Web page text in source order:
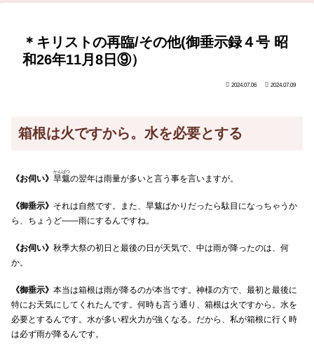
＊キリストの再臨/その他(御垂示録４号 昭
和26年11月8日⑨）
2024.07.06 2024.07.09
箱根は火ですから。水を必要とする
《お伺い》 旱魃
かんばつ
の翌年は雨量が多いと言う事を言いますが。
《御垂示》 それは自然です。また、旱魃ばかりだったら駄目になっちゃうか
ら、ちょうど――雨にするんですね。
《お伺い》 秋季大祭の初日と最後の日が天気で、中は雨が降ったのは、何
か。
《御垂示》 本当は箱根は雨が降るのが本当です。神様の方で、最初と最後に
特にお天気にしてくれたんです。何時も言う通り、箱根は火ですから。水を
必要とするんです。水が多い程火力が強くなる。だから、私が箱根に行く時
は必ず雨が降るんです。